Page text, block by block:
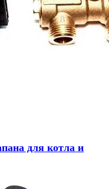
для котла и